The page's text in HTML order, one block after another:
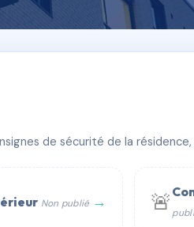
de sécurité de la résidence,
Non publié → 🚨